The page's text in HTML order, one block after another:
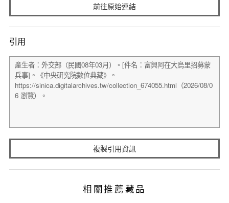
前往原始連結
引用
複製引用資訊
相關推薦藏品